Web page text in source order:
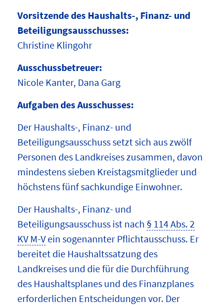
Vorsitzende des Haushalts-, Finanz- und
Beteiligungsausschusses:
Christine Klingohr
Ausschussbetreuer:
Nicole Kanter, Dana Garg
Aufgaben des Ausschusses:
Der Haushalts-, Finanz- und
Beteiligungsausschuss setzt sich aus zwölf
Personen des Landkreises zusammen, davon
mindestens sieben Kreistagsmitglieder und
höchstens fünf sachkundige Einwohner.
Der Haushalts-, Finanz- und
Beteiligungsausschuss ist nach § 114 Abs. 2
KV M-Vein sogenannter Pflichtausschuss. Er
bereitet die Haushaltssatzung des
Landkreises und die für die Durchführung
des Haushaltsplanes und des Finanzplanes
erforderlichen Entscheidungen vor. Der